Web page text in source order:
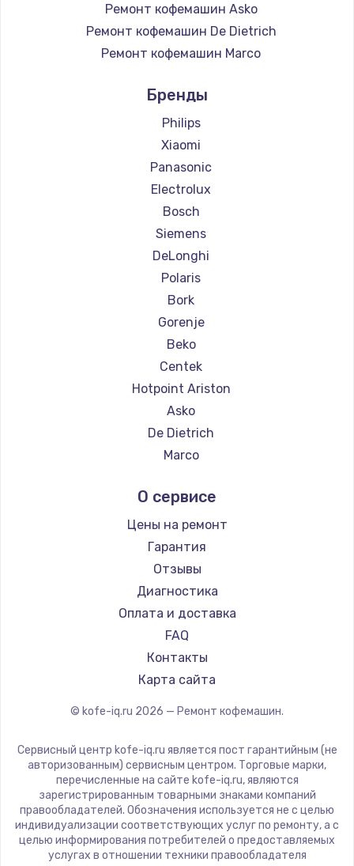
Ремонт кофемашин Asko
Ремонт кофемашин De Dietrich
Ремонт кофемашин Marco
Ремонт кофемашин Jura
Ремонт кофемашин Olympia
Ремонт кофемашин Saeco
Ремонт кофемашин La Cimbali
Ремонт кофемашин WMF
Ремонт кофемашин Yamaguchi
Ремонт кофемашин Nivona
Ремонт кофемашин Astoria
Ремонт кофемашин JVC
Ремонт кофемашин Ariston
Ремонт кофемашин Grundig
Ремонт кофемашин ROCKET MOZZAFIATO
Ремонт кофемашин Vivitek
Ремонт кофемашин Thomson
Ремонт кофемашин Hisense
Ремонт кофемашин DELTA
Ремонт кофемашин Tefal
Ремонт кофемашин RED solution
Ремонт кофемашин Bravilor Bonamat
Ремонт кофемашин Vard
Ремонт кофемашин Tuvio
Ремонт кофемашин Carrera
Ремонт кофемашин Supra
Бренды
Philips
Xiaomi
Panasonic
Electrolux
Bosch
Siemens
DeLonghi
Polaris
Bork
Gorenje
Beko
Centek
Hotpoint Ariston
Asko
De Dietrich
Marco
Jura
Olympia
Saeco
La Cimbali
WMF
Yamaguchi
Nivona
Astoria
JVC
ROCKET MOZZAFIATO
Vivitek
Thomson
Hisense
DELTA
Tefal
О сервисе
Цены на ремонт
Гарантия
Отзывы
Диагностика
Оплата и доставка
FAQ
Контакты
Карта сайта
© kofe-iq.ru 2026 — Ремонт кофемашин.
Сервисный центр kofe-iq.ru является пост гарантийным (не
авторизованным) сервисным центром. Торговые марки,
перечисленные на сайте kofe-iq.ru, являются
зарегистрированным товарными знаками компаний
правообладателей. Обозначения используется не с целью
индивидуализации соответствующих услуг по ремонту, а с
целью информирования потребителей о предоставляемых
услугах в отношении техники правообладателя